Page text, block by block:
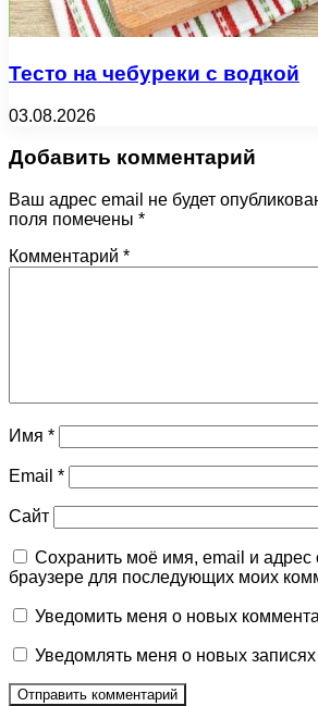
Тесто на чебуреки с водкой
03.08.2026
Добавить комментарий
Ваш адрес email не будет
поля помечены *
Комментарий *
Имя *
Email *
Сайт
Сохранить моё имя, email и адрес
браузере для последующих моих
Уведомить меня о новых
Уведомлять меня о новых записях